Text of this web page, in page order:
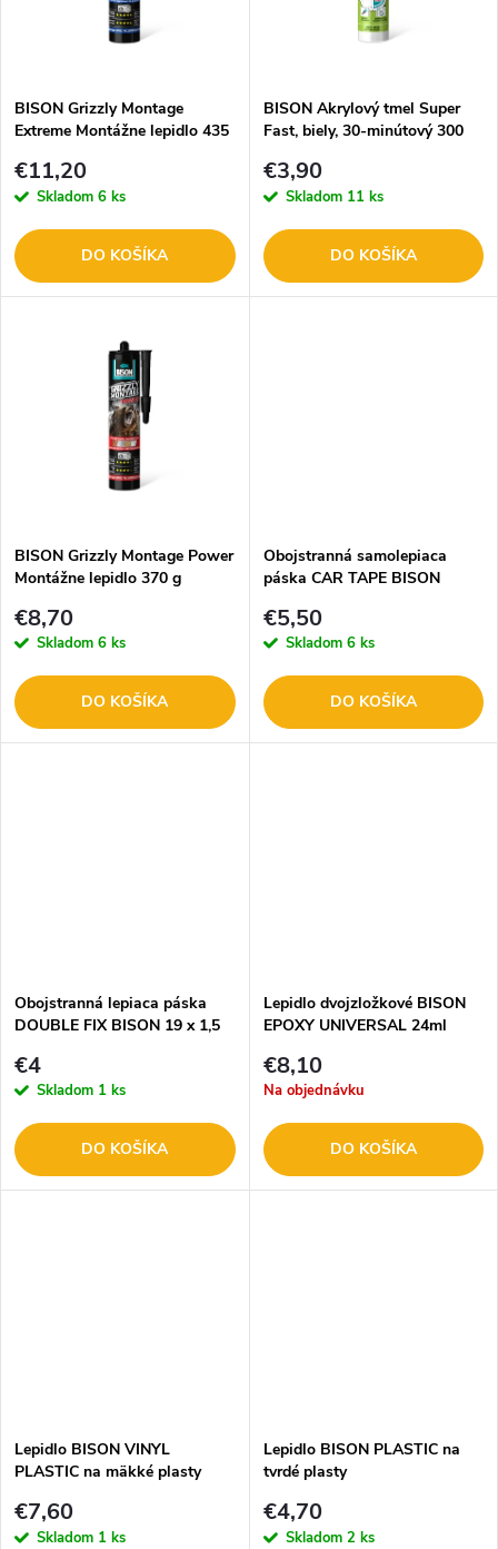
e
p
r
o
o
v
s
p
r
o
o
v
BISON Grizzly Montage
Extreme Montážne lepidlo 435
€11,20
Skladom 6 ks
DO KOŠÍKA
BISON Akrylový tmel Super
Fast, biely, 30-minútový 300
€3,90
Skladom 11 ks
DO KOŠÍKA
BISON Grizzly Montage Power
Montážne lepidlo 370 g
€8,70
Skladom 6 ks
DO KOŠÍKA
Obojstranná samolepiaca
páska CAR TAPE BISON
€5,50
Skladom 6 ks
DO KOŠÍKA
Obojstranná lepiaca páska
DOUBLE FIX BISON 19 x 1,5
€4
Skladom 1 ks
DO KOŠÍKA
Lepidlo dvojzložkové BISON
EPOXY UNIVERSAL 24ml
€8,10
Na objednávku
DO KOŠÍKA
Lepidlo BISON VINYL
PLASTIC na mäkké plasty
€7,60
Skladom 1 ks
Lepidlo BISON PLASTIC na
tvrdé plasty
€4,70
Skladom 2 ks